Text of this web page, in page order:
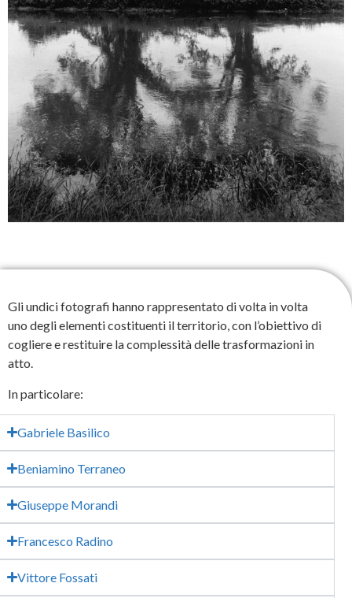
Gli undici fotografi hanno rappresentato di volta in volta
uno degli elementi costituenti il territorio, con l’obiettivo di
cogliere e restituire la complessità delle trasformazioni in
atto.
In particolare:
Gabriele Basilico
Beniamino Terraneo
Giuseppe Morandi
Francesco Radino
Vittore Fossati